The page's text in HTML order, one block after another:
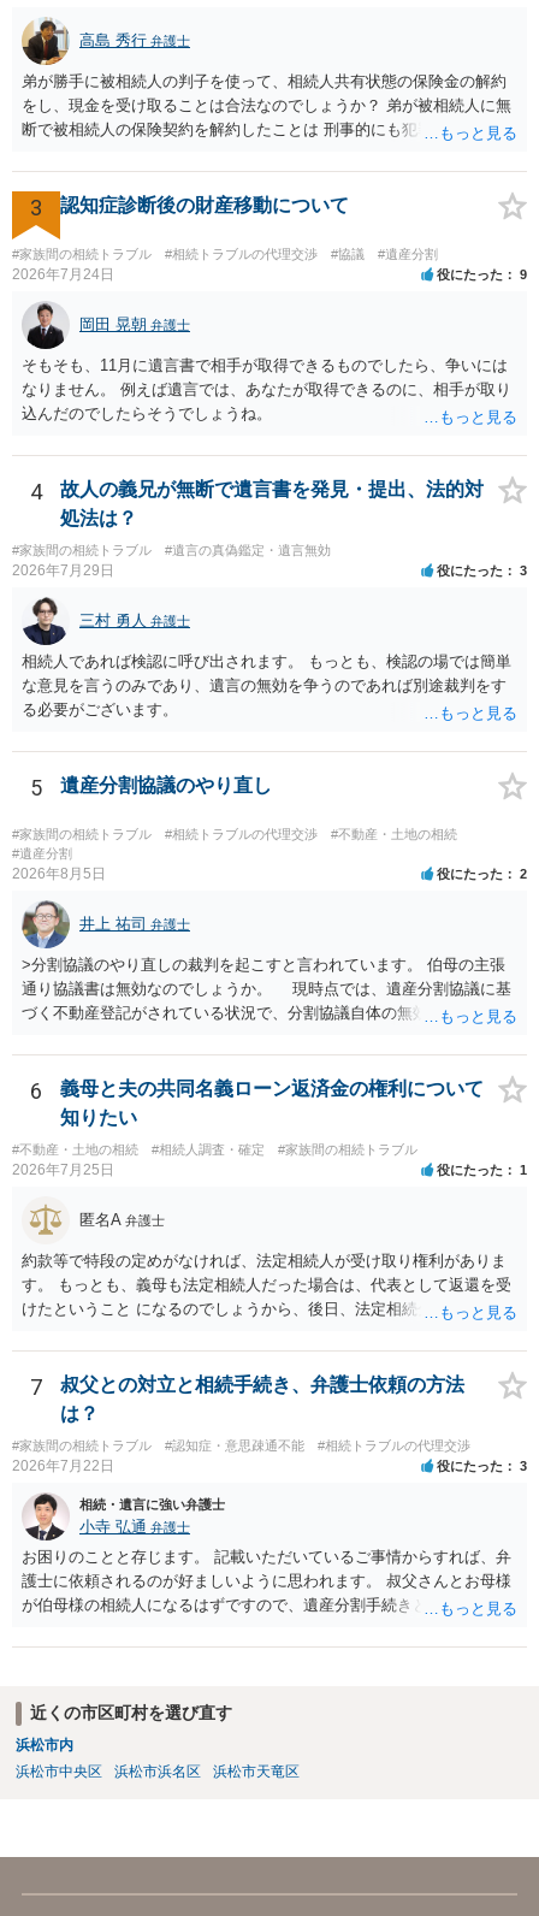
高島 秀行 弁護士
弟が勝手に被相続人の判子を使って、相続人共有状態の保険金の解約
をし、現金を受け取ることは合法なのでしょうか？ 弟が被相続人に無
断で被相続人の保険契約を解約したことは 刑事的にも犯罪となる可能
された書類のコピーを取得して、弁護士に面談で詳しい事情を話して
相談 されたら良いと思います。
3 認知症診断後の財産移動について
#家族間の相続トラブル #相続トラブルの代理交渉 #協議 #遺産分割
2026年7月24日 役にたった 9
岡田 晃朝 弁護士
そもそも、11月に遺言書で相手が取得できるものでしたら、争いには
なりません。 例えば遺言では、あなたが取得できるのに、相手が取り
込んだのでしたらそうでしょうね。
4
故人の義兄が無断で遺言書を発見・提出、法的対
処法は？
#家族間の相続トラブル #遺言の真偽鑑定・遺言無効
2026年7月29日 役にたった 3
三村 勇人 弁護士
相続人であれば検認に呼び出されます。 もっとも、検認の場では簡単
な意見を言うのみであり、遺言の無効を争うのであれば別途裁判をす
る必要がございます。
5 遺産分割協議のやり直し
#家族間の相続トラブル #相続トラブルの代理交渉
#不動産・土地の相続
#遺産分割
2026年8月5日 役にたった 2
井上 祐司 弁護士
>分割協議のやり直しの裁判を起こすと言われています。 伯母の主張
通り協議書は無効なのでしょうか。 現時点では、遺産分割協議に基
づく不動産登記がされている状況で、分割協議自体の無効を裁判所が
方の訴訟の主張及び立証次第ですが、 ・御祖母様の認知能力に関する
医師の意見書、筆跡鑑定 が提出されればその効力が否定される可能性
はありますが、 ・伯母様自身が分割協議に加わっていること ・御祖母
様の意に反する遺産分割協議を行う実益が誰にあったかの立証が困難
であること からすると、実際に遺産分割協議の効力が否定される可能
性はそれほど高くない（立証のハードルは非常に高い）ということが
言えると思います。
6
義母と夫の共同名義ローン返済金の権利について
知りたい
#不動産・土地の相続 #相続人調査・確定 #家族間の相続トラブル
2026年7月25日 役にたった 1
匿名A 弁護士
約款等で特段の定めがなければ、法定相続人が受け取り権利がありま
す。 もっとも、義母も法定相続人だった場合は、代表として返還を受
けたということ になるのでしょうから、後日、法定相続分に基づいて
7
叔父との対立と相続手続き、弁護士依頼の方法
は？
#家族間の相続トラブル #認知症・意思疎通不能 #相続トラブルの代理交渉
2026年7月22日 役にたった 3
相続・遺言に強い弁護士
小寺 弘通 弁護士
お困りのことと存じます。 記載いただいているご事情からすれば、弁
護士に依頼されるのが好ましいように思われます。 叔父さんとお母様
が伯母様の相続人になるはずですので、遺産分割手続きという形でお
に呼ばれなかったことについて慰謝料を請求する」と言ってこられて
しょうから、こちらから積極的に動く必要はないように見受けられま
す。 仮に訴訟を起こされるなどした場合には、遺産分割手続きで依頼
される弁護士の方に対応をお願いするのが良いのではないでしょう
か。 以上ご参考にしていただければ幸いです。
近くの市区町村を選び直す
浜松市内
浜松市中央区
浜松市浜名区 浜松市天竜区